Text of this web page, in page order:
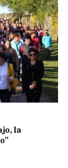
la